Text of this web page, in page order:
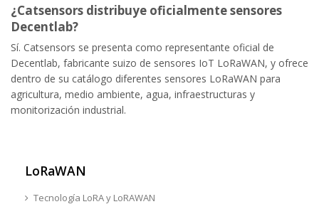
LoRaWAN
Tecnología LoRA y LoRAWAN
¿Catsensors distribuye oficialmente sensores
Decentlab?
Sí. Catsensors se presenta como representante oficial de
Decentlab, fabricante suizo de sensores IoT LoRaWAN, y ofrece
dentro de su catálogo diferentes sensores LoRaWAN para
agricultura, medio ambiente, agua, infraestructuras y
monitorización industrial.